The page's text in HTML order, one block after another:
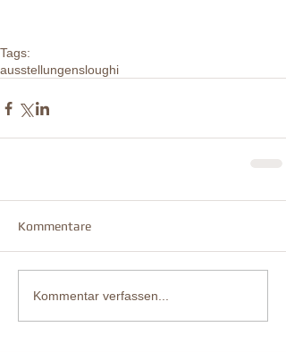
Tags:
ausstellungensloughi
Kommentare
Kommentar verfassen...